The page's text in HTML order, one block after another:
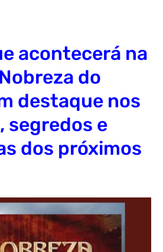
acontecerá na
do
destaque nos
segredos e
dos próximos